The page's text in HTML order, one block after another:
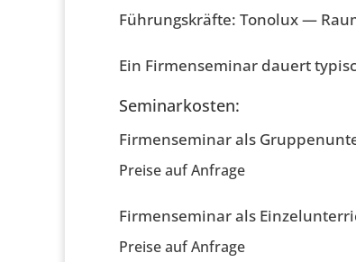
Führungskräfte: Tonolux —
Ein Firmenseminar dauert
Seminarkosten:
Firmenseminar als
Preise auf Anfrage
Firmenseminar als
Preise auf Anfrage